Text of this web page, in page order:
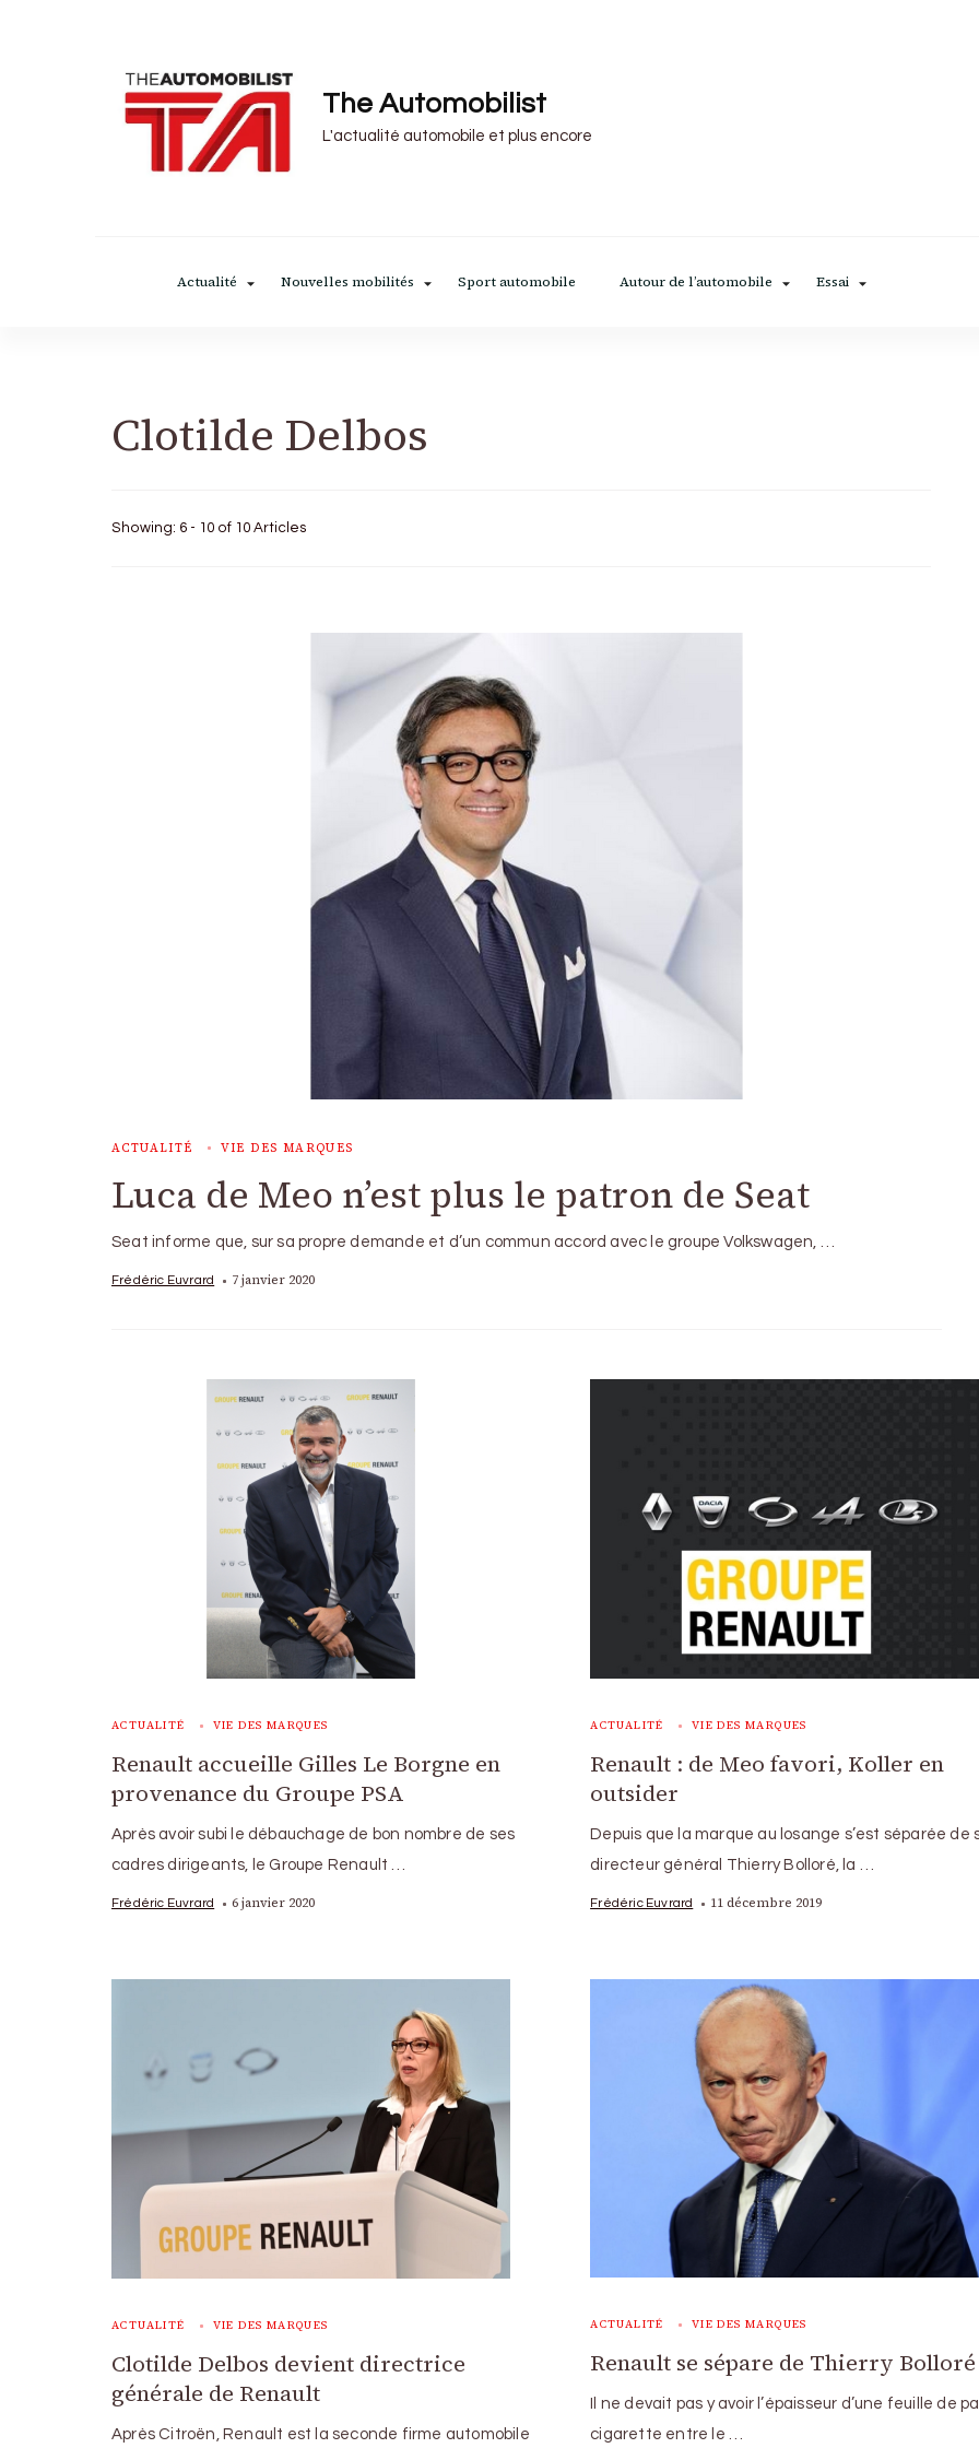
The Automobilist
L'actualité automobile et plus encore
Actualité Nouvelles mobilités Sport automobile Autour de l’automobile Essai
Clotilde Delbos
Showing: 6 - 10 of 10 Articles
ACTUALITÉ VIE DES MARQUES
Luca de Meo n’est plus le patron de Seat
Seat informe que, sur sa propre demande et d’un commun accord avec le groupe Volkswagen, …
Frédéric Euvrard 7 janvier 2020
ACTUALITÉ VIE DES MARQUES
Renault accueille Gilles Le Borgne en
provenance du Groupe PSA
Après avoir subi le débauchage de bon nombre de ses
cadres dirigeants, le Groupe Renault …
Frédéric Euvrard 6 janvier 2020
ACTUALITÉ VIE DES MARQUES
Renault : de Meo favori, Koller en
outsider
Depuis que la marque au losange s’est séparée de
directeur général Thierry Bolloré, la …
Frédéric Euvrard 11 décembre 2019
ACTUALITÉ VIE DES MARQUES
Clotilde Delbos devient directrice
générale de Renault
Après Citroën, Renault est la seconde firme automobile
ACTUALITÉ VIE DES MARQUES
Renault se sépare de Thierry Bolloré
Il ne devait pas y avoir l’épaisseur d’une feuille de
cigarette entre le …